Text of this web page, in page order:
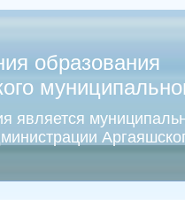
образования
является